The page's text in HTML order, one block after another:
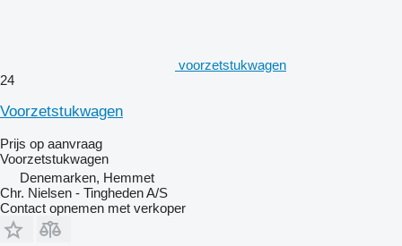
voorzetstukwagen
24
Voorzetstukwagen
Prijs op aanvraag
Voorzetstukwagen
Denemarken, Hemmet
Chr. Nielsen - Tingheden A/S
Contact opnemen met verkoper